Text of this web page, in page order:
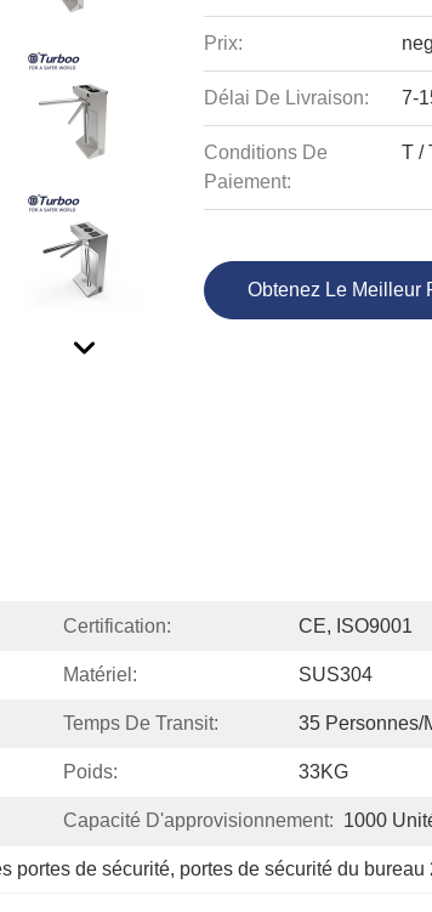
Prix:
Délai De Livraison: 7-
Conditions De
Paiement:
T /
Obtenez Le Meilleur
Certification: CE, ISO9001
Matériel: SUS304
Temps De Transit: 35 Personnes/
Poids: 33KG
Capacité D'approvisionnement: 1000
portes de sécurité, portes de sécurité du bureau